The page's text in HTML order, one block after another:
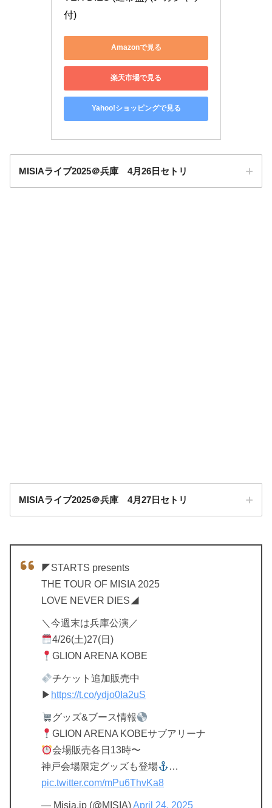
付)
Amazonで見る
楽天市場で見る
Yahoo!ショッピングで見る
MISIAライブ2025＠兵庫 4月26日セトリ
MISIAライブ2025＠兵庫 4月27日セトリ
◤STARTS presents
THE TOUR OF MISIA 2025
LOVE NEVER DIES◢
＼今週末は兵庫公演／
4/26(土)27(日)
GLION ARENA KOBE
チケット追加販売中
▶︎ https://t.co/ydjo0Ia2uS
グッズ&ブース情報
GLION ARENA KOBEサブアリーナ
会場販売各日13時〜
神戸会場限定グッズも登場
…
pic.twitter.com/mPu6ThvKa8
— Misia.jp (@MISIA)April 24, 2025